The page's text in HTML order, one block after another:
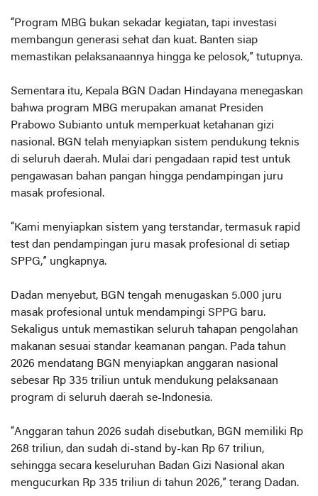
“Program MBG bukan sekadar kegiatan, tapi investasi
membangun generasi sehat dan kuat. Banten siap
memastikan pelaksanaannya hingga ke pelosok,” tutupnya.
Sementara itu, Kepala BGN Dadan Hindayana menegaskan
bahwa program MBG merupakan amanat Presiden
Prabowo Subianto untuk memperkuat ketahanan gizi
nasional. BGN telah menyiapkan sistem pendukung teknis
di seluruh daerah. Mulai dari pengadaan rapid test untuk
pengawasan bahan pangan hingga pendampingan juru
masak profesional.
“Kami menyiapkan sistem yang terstandar, termasuk rapid
test dan pendampingan juru masak profesional di setiap
SPPG,” ungkapnya.
Dadan menyebut, BGN tengah menugaskan 5.000 juru
masak profesional untuk mendampingi SPPG baru.
Sekaligus untuk memastikan seluruh tahapan pengolahan
makanan sesuai standar keamanan pangan. Pada tahun
2026 mendatang BGN menyiapkan anggaran nasional
sebesar Rp 335 triliun untuk mendukung pelaksanaan
program di seluruh daerah se-Indonesia.
“Anggaran tahun 2026 sudah disebutkan, BGN memiliki Rp
268 triliun, dan sudah di-stand by-kan Rp 67 triliun,
sehingga secara keseluruhan Badan Gizi Nasional akan
mengucurkan Rp 335 triliun di tahun 2026,” terang Dadan.